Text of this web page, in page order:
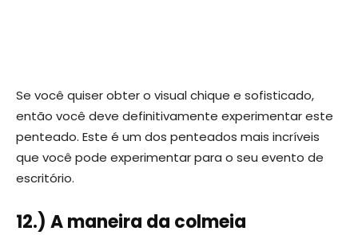
Se você quiser obter o visual chique e sofisticado,
então você deve definitivamente experimentar este
penteado. Este é um dos penteados mais incríveis
que você pode experimentar para o seu evento de
escritório.
12.) A maneira da colmeia